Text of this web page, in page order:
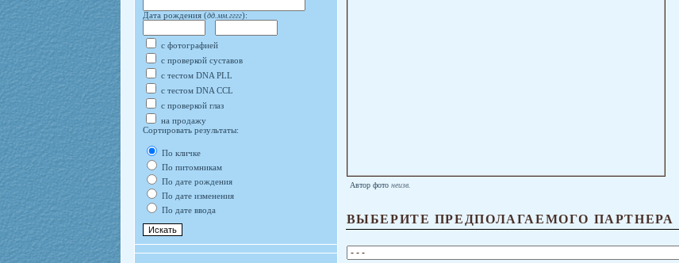
Дата рождения (дд.мм.гггг):
с фотографией
с проверкой суставов
с тестом DNA PLL
с тестом DNA CCL
с проверкой глаз
на продажу
Сортировать результаты:
По кличке
По питомникам
По дате рождения
По дате изменения
По дате ввода
Автор фото неизв.
ВЫБЕРИТЕ ПРЕДПОЛАГАЕМОГО ПАРТНЕРА